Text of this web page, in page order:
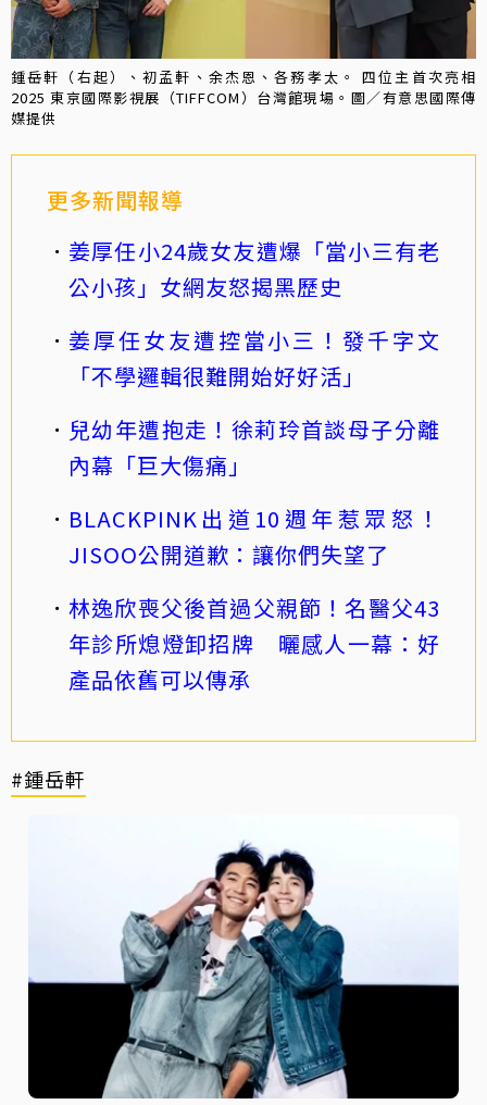
鍾岳軒（右起）、初孟軒、余杰恩、各務孝太。 四位主首次亮相
2025 東京國際影視展（TIFFCOM）台灣館現場。圖／有意思國際傳
媒提供
更多新聞報導
姜厚任小24歲女友遭爆「當小三有老
公小孩」女網友怒揭黑歷史
姜厚任女友遭控當小三！發千字文
「不學邏輯很難開始好好活」
兒幼年遭抱走！徐莉玲首談母子分離
內幕「巨大傷痛」
BLACKPINK出道10週年惹眾怒！
JISOO公開道歉：讓你們失望了
林逸欣喪父後首過父親節！名醫父43
年診所熄燈卸招牌 曬感人一幕：好
產品依舊可以傳承
#鍾岳軒